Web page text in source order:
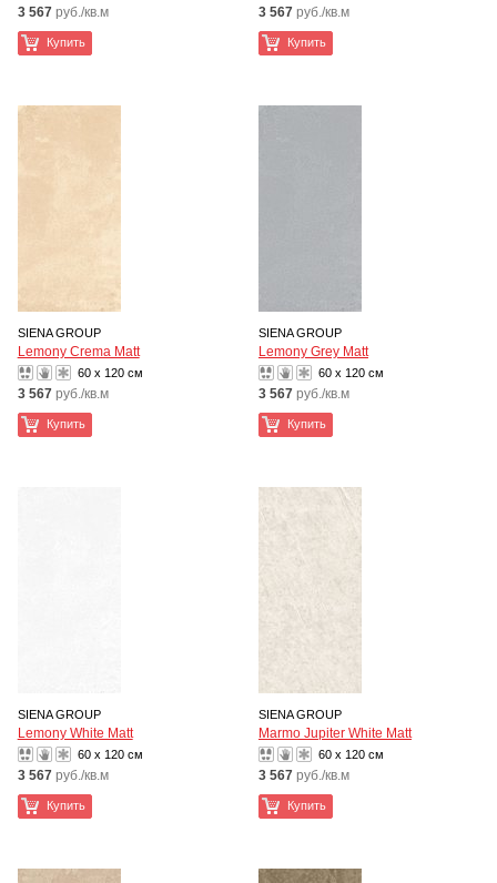
3 567 руб./кв.м
Купить
3 567 руб./кв.м
Купить
SIENA GROUP
Lemony Crema Matt
60 x 120 см
3 567 руб./кв.м
Купить
SIENA GROUP
Lemony Grey Matt
60 x 120 см
3 567 руб./кв.м
Купить
SIENA GROUP
Lemony White Matt
60 x 120 см
3 567 руб./кв.м
Купить
SIENA GROUP
Marmo Jupiter White Matt
60 x 120 см
3 567 руб./кв.м
Купить